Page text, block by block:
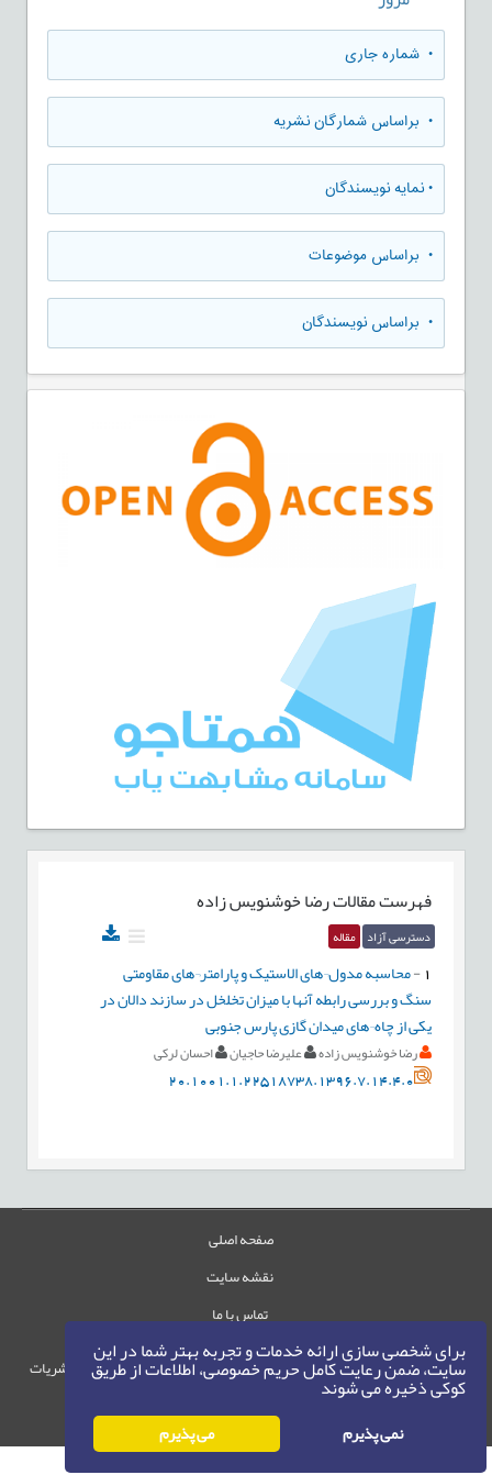
برای شخصی سازی ارائه خدمات و تجربه بهتر شما در این
سایت، ضمن رعایت کامل حریم خصوصی، اطلاعات از طریق
کوکی ذخیره می شوند
نمی پذیرم می پذیرم
• شماره جاری
• براساس شمارگان نشریه
•نمایه نویسندگان
• براساس موضوعات
• براساس نویسندگان
فهرست مقالاترضا خوشنویس زاده
دسترسی آزاد مقاله
-محاسبه مدول¬های الاستیک و پارامتر¬های مقاومتی
سنگ و بررسی رابطه آنها با میزان تخلخل در سازند دالان در
یکی از چاه¬های میدان گازی پارس جنوبی
رضا خوشنویس زاده علیرضا حاجیان احسان لرکی
20.1001.1.22518738.1396.7.14.4.0
صفحه اصلی
نقشه سایت
تماس با ما
حقوق این وب‌سایت متعلق به سامانه مدیریت نشریات
حق نشر 1405-1396